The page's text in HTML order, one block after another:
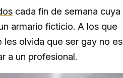
cada fin de semana cuya
armario ficticio. A los que
les olvida que ser gay no es
a un profesional.